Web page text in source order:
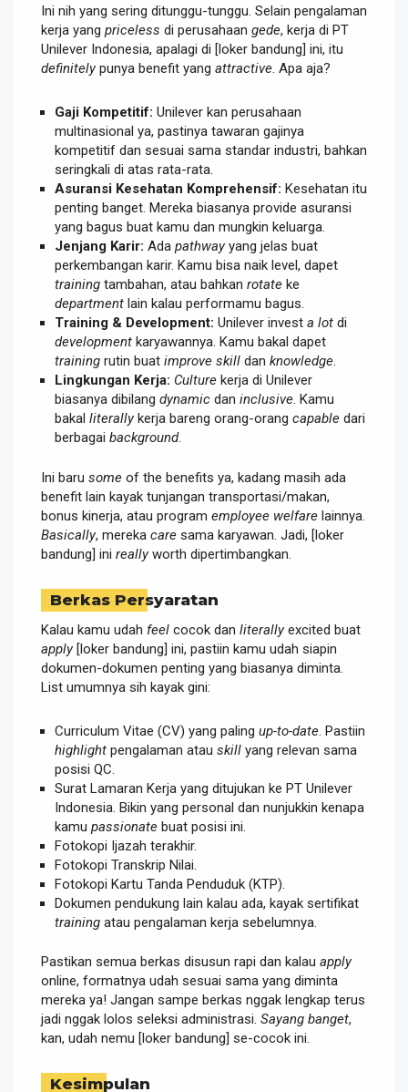
Ini nih yang sering ditunggu-tunggu. Selain pengalaman
kerja yang priceless di perusahaan gede, kerja di PT
Unilever Indonesia, apalagi di [loker bandung] ini, itu
definitelypunya benefit yang attractive. Apa aja?
Gaji Kompetitif: Unilever kan perusahaan
multinasional ya, pastinya tawaran gajinya
kompetitif dan sesuai sama standar industri, bahkan
seringkali di atas rata-rata.
Asuransi Kesehatan Komprehensif: Kesehatan itu
penting banget. Mereka biasanya provide asuransi
yang bagus buat kamu dan mungkin keluarga.
Jenjang Karir: Ada pathwayyang jelas buat
perkembangan karir. Kamu bisa naik level, dapet
training tambahan, atau bahkan rotate ke
department lain kalau performamu bagus.
Training & Development: Unilever invest a lot di
development karyawannya. Kamu bakal dapet
training rutin buat improve skill dan knowledge.
Lingkungan Kerja: Culture kerja di Unilever
biasanya dibilang dynamic dan inclusive. Kamu
bakal literallykerja bareng orang-orang capable dari
berbagai background.
Ini baru some of the benefits ya, kadang masih ada
benefit lain kayak tunjangan transportasi/makan,
bonus kinerja, atau program employee welfare lainnya.
Basically, mereka care sama karyawan. Jadi, [loker
bandung] ini reallyworth dipertimbangkan.
Berkas Persyaratan
Kalau kamu udah feel cocok dan literallyexcited buat
apply[loker bandung] ini, pastiin kamu udah siapin
dokumen-dokumen penting yang biasanya diminta.
List umumnya sih kayak gini:
Curriculum Vitae (CV) yang paling up-to-date . Pastiin
highlight pengalaman atau skill yang relevan sama
posisi QC.
Surat Lamaran Kerja yang ditujukan ke PT Unilever
Indonesia. Bikin yang personal dan nunjukkin kenapa
kamu passionate buat posisi ini.
Fotokopi Ijazah terakhir.
Fotokopi Transkrip Nilai.
Fotokopi Kartu Tanda Penduduk (KTP).
Dokumen pendukung lain kalau ada, kayak sertifikat
training atau pengalaman kerja sebelumnya.
Pastikan semua berkas disusun rapi dan kalau apply
online, formatnya udah sesuai sama yang diminta
mereka ya! Jangan sampe berkas nggak lengkap terus
jadi nggak lolos seleksi administrasi. Sayang banget,
kan, udah nemu [loker bandung] se-cocok ini.
Kesimpulan